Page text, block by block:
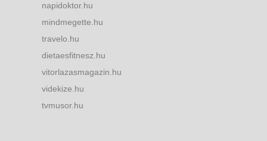
napidoktor.hu
mindmegette.hu
travelo.hu
dietaesfitnesz.hu
vitorlazasmagazin.hu
videkize.hu
tvmusor.hu